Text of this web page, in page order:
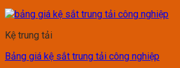
Kệ trung tải
Bảng giá kệ sắt trung tải công nghiệp